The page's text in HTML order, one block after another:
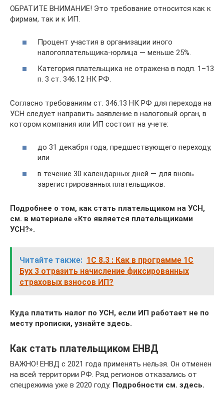
ОБРАТИТЕ ВНИМАНИЕ! Это требование относится как к
фирмам, так и к ИП.
Процент участия в организации иного
налогоплательщика-юрлица — меньше 25%.
Категория плательщика не отражена в подп. 1–13
п. 3 ст. 346.12 НК РФ.
Согласно требованиям ст. 346.13 НК РФ для перехода на
УСН следует направить заявление в налоговый орган, в
котором компания или ИП состоит на учете:
до 31 декабря года, предшествующего переходу,
или
в течение 30 календарных дней — для вновь
зарегистрированных плательщиков.
Подробнее о том, как стать плательщиком на УСН,
см. в материале «Кто является плательщиками
УСН?».
Читайте также: 1С 8.3 : Как в программе 1С
Бух 3 отразить начисление фиксированных
страховых взносов ИП?
Куда платить налог по УСН, если ИП работает не по
месту прописки, узнайте здесь.
Как стать плательщиком ЕНВД
ВАЖНО! ЕНВД с 2021 года применять нельзя. Он отменен
на всей территории РФ. Ряд регионов отказались от
спецрежима уже в 2020 году. Подробности см. здесь.